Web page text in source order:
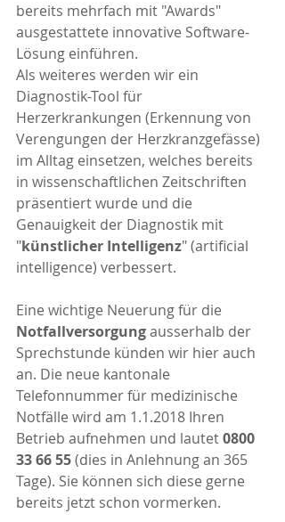
bereits mehrfach mit "Awards"
ausgestattete innovative Software-
Lösung einführen.
Als weiteres werden wir ein
Diagnostik-Tool für
Herzerkrankungen (Erkennung von
Verengungen der Herzkranzgefässe)
im Alltag einsetzen, welches bereits
in wissenschaftlichen Zeitschriften
präsentiert wurde und die
Genauigkeit der Diagnostik mit
"künstlicher Intelligenz" (artificial
intelligence) verbessert.
Eine wichtige Neuerung für die
Notfallversorgung ausserhalb der
Sprechstunde künden wir hier auch
an. Die neue kantonale
Telefonnummer für medizinische
Notfälle wird am 1.1.2018 Ihren
Betrieb aufnehmen und lautet 0800
33 66 55 (dies in Anlehnung an 365
Tage). Sie können sich diese gerne
bereits jetzt schon vormerken.